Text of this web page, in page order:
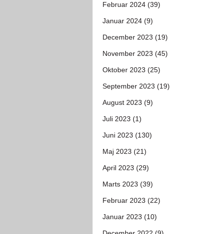
Februar 2024 (39)
Januar 2024 (9)
December 2023 (19)
November 2023 (45)
Oktober 2023 (25)
September 2023 (19)
August 2023 (9)
Juli 2023 (1)
Juni 2023 (130)
Maj 2023 (21)
April 2023 (29)
Marts 2023 (39)
Februar 2023 (22)
Januar 2023 (10)